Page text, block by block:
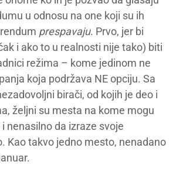
u odnosu na one koji su ih
prespavaju. Prvo, jer bi
i ako to u realnosti nije tako) biti
režima – kome jedinom ne
koja podržava NE opciju. Sa
birači, od kojih je deo i
željni su mesta na kome mogu
nenasilno da izraze svoje
Kao takvo jedno mesto, nenadano